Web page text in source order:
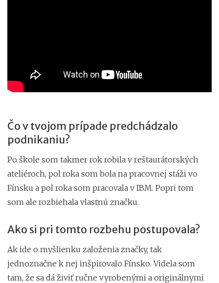
Čo v tvojom prípade predchádzalo
podnikaniu?
Po škole som takmer rok robila v reštaurátorských
ateliéroch, pol roka som bola na pracovnej stáži vo
Fínsku a pol roka som pracovala v IBM. Popri tom
som ale rozbiehala vlastnú značku.
Ako si pri tomto rozbehu postupovala?
Ak ide o myšlienku založenia značky, tak
jednoznačne k nej inšpirovalo Fínsko. Videla som
tam, že sa dá živiť ručne vyrobenými a originálnymi